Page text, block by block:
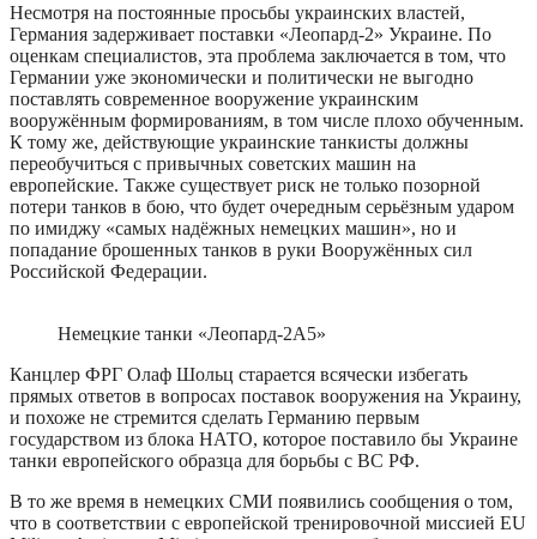
Несмотря на постоянные просьбы украинских властей,
Германия задерживает поставки «Леопард-2» Украине. По
оценкам специалистов, эта проблема заключается в том, что
Германии уже экономически и политически не выгодно
поставлять современное вооружение украинским
вооружённым формированиям, в том числе плохо обученным.
К тому же, действующие украинские танкисты должны
переобучиться с привычных советских машин на
европейские. Также существует риск не только позорной
потери танков в бою, что будет очередным серьёзным ударом
по имиджу «самых надёжных немецких машин», но и
попадание брошенных танков в руки Вооружённых сил
Российской Федерации.
Немецкие танки «Леопард-2А5»
Канцлер ФРГ Олаф Шольц старается всячески избегать
прямых ответов в вопросах поставок вооружения на Украину,
и похоже не стремится сделать Германию первым
государством из блока НАТО, которое поставило бы Украине
танки европейского образца для борьбы с ВС РФ.
В то же время в немецких СМИ появились сообщения о том,
что в соответствии с европейской тренировочной миссией EU